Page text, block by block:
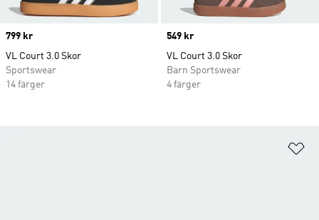
Price
799 kr
VL Court 3.0 Skor
Sportswear
14 färger
Price
549 kr
VL Court 3.0 Skor
Barn Sportswear
4 färger